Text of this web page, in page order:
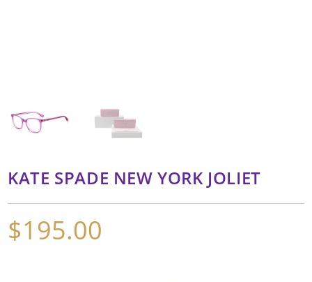
KATE SPADE NEW YORK JOLIET
$195.00